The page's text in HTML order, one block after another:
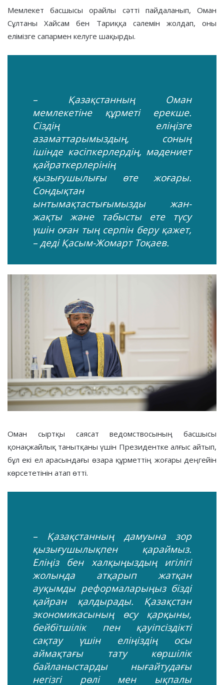
Мемлекет басшысы орайлы сәтті пайдаланып, Оман
Сұлтаны Хайсам бен Тариққа сәлемін жолдап, оны
елімізге сапармен келуге шақырды.
– Қазақстанның Оман
мемлекетіне құрметі ерекше.
Сіздің еліңізге
азаматтарымыздың, соның
ішінде кәсіпкерлердің, мәдениет
қайраткерлерінің
қызығушылығы өте жоғары.
Сондықтан
ынтымақтастығымызды жан-
жақты және табысты ете түсу
үшін оған тың серпін беру қажет,
– деді Қасым-Жомарт Тоқаев.
Оман сыртқы саясат ведомствосының басшысы
қонақжайлық танытқаны үшін Президентке алғыс айтып,
бұл екі ел арасындағы өзара құрметтің жоғары деңгейін
көрсететінін атап өтті.
– Қазақстанның дамуына зор
қызығушылықпен қараймыз.
Еліңіз бен халқыңыздың игілігі
жолында атқарып жатқан
ауқымды реформаларыңыз бізді
қайран қалдырады. Қазақстан
экономикасының өсу қарқыны,
бейбітшілік пен қауіпсіздікті
сақтау үшін еліңіздің осы
аймақтағы тату көршілік
байланыстарды нығайтудағы
негізгі рөлі мен ықпалы